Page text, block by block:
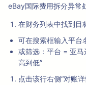
eBay国际费用拆分异常
在财务列表中找到目
可在搜索框输入平台
或筛选：平台 = 亚
高到低”
点击该行右侧“对账